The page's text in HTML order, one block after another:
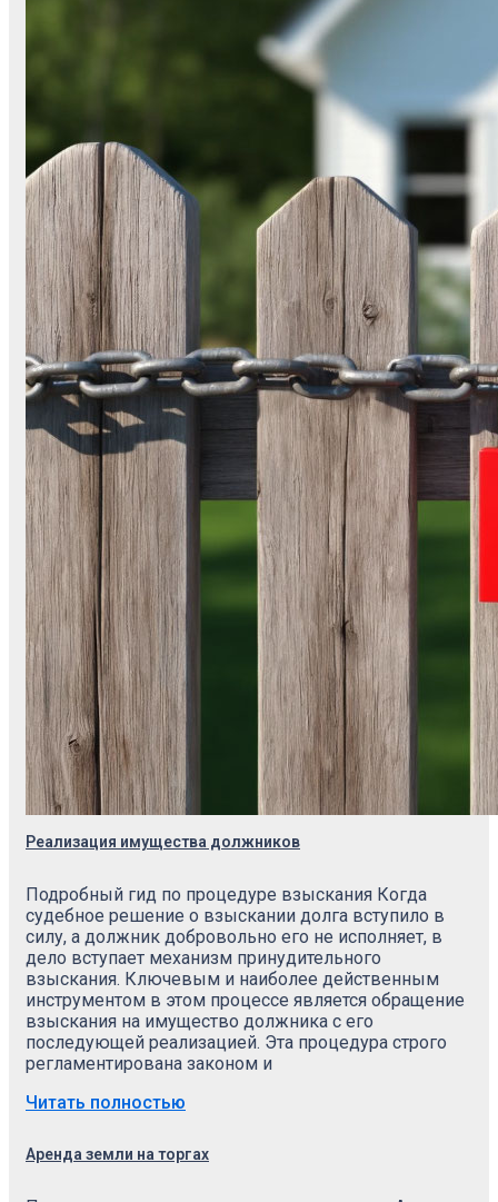
Реализация имущества должников
Подробный гид по процедуре взыскания Когда
судебное решение о взыскании долга вступило в
силу, а должник добровольно его не исполняет, в
дело вступает механизм принудительного
взыскания. Ключевым и наиболее действенным
инструментом в этом процессе является обращение
взыскания на имущество должника с его
последующей реализацией. Эта процедура строго
регламентирована законом и
Читать полностью
Аренда земли на торгах